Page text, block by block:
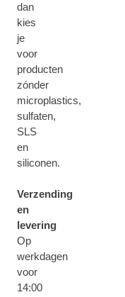
dan
kies
je
voor
producten
zónder
microplastics,
sulfaten,
SLS
en
siliconen.
Verzending
en
levering
Op
werkdagen
voor
14:00